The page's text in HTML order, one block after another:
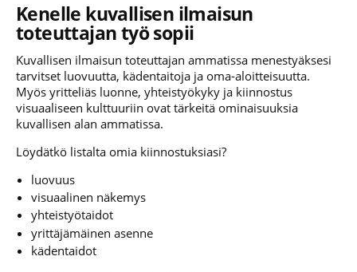
Kenelle kuvallisen ilmaisun
toteuttajan työ sopii
Kuvallisen ilmaisun toteuttajan ammatissa menestyäksesi
tarvitset luovuutta, kädentaitoja ja oma-aloitteisuutta.
Myös yritteliäs luonne, yhteistyökyky ja kiinnostus
visuaaliseen kulttuuriin ovat tärkeitä ominaisuuksia
kuvallisen alan ammatissa.
Löydätkö listalta omia kiinnostuksiasi?
luovuus
visuaalinen näkemys
yhteistyötaidot
yrittäjämäinen asenne
kädentaidot